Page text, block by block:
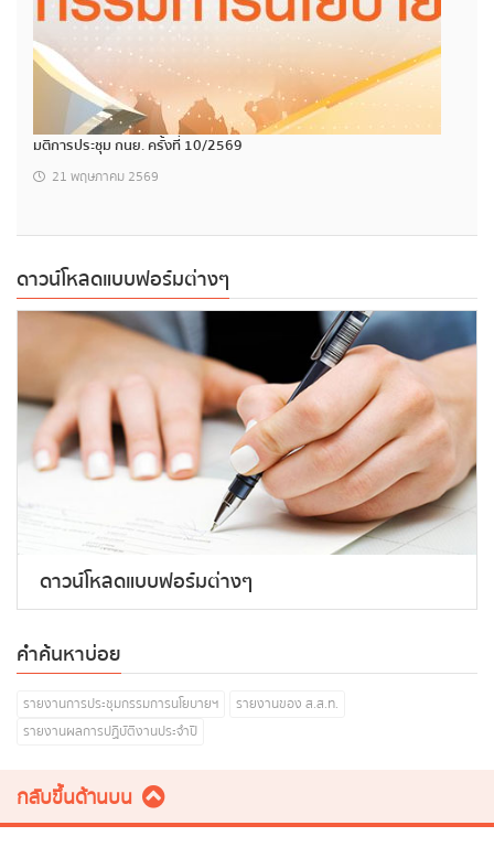
มติการประชุม กนย. ครั้งที่ 10/2569
21 พฤษภาคม 2569
ดาวน์โหลดแบบฟอร์มต่างๆ
ดาวน์โหลดแบบฟอร์มต่างๆ
คำค้นหาบ่อย
รายงานการประชุมกรรมการนโยบายฯ
รายงานของ ส.ส.ท.
รายงานผลการปฏิบัติงานประจำปี
กลับขึ้นด้านบน